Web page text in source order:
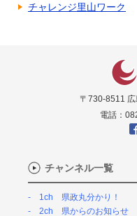
チャレンジ里山ワーク
〒730-8511
電話：
チャンネル一覧
1ch 県政丸分かり！
2ch 県からのお知らせ